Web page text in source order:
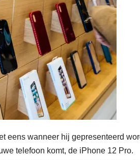
eens wanneer hij gepresenteerd
telefoon komt, de iPhone 12 Pro.